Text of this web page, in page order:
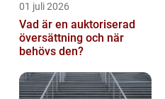
01 juli 2026
Vad är en auktoriserad
översättning och när
behövs den?